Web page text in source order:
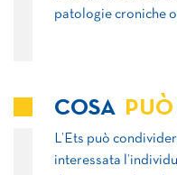
patologie croniche
COSA PUÒ
L’Ets può
interessata